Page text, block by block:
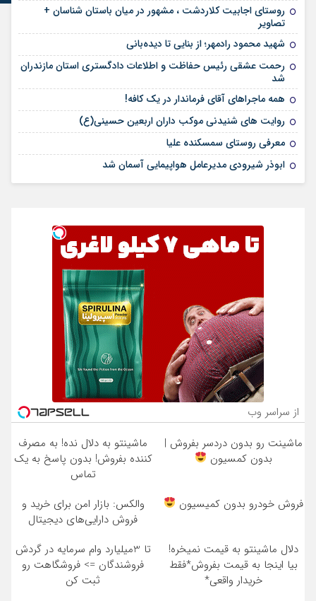
روستای اجابیت کلاردشت ، مشهور در میان باستان شناسان +
تصاویر
شهید محمود رادمهر؛ از بنایی تا دیده‌بانی
رحمت عشقی رئیس حفاظت و اطلاعات دادگستری استان مازندران
شد
همه ماجراهای آقای فرماندار در یک کافه!
روایت های شنیدنی موکب داران اربعین حسینی(ع)
معرفی روستای سمسکنده علیا
ابوذر شیرودی مدیرعامل هواپیمایی آسمان شد
از سراسر وب
ماشینت رو بدون دردسر بفروش |
بدون کمسیون
ماشینتو به دلال نده! به مصرف
کننده بفروش! بدون پاسخ به یک
تماس
فروش خودرو بدون کمیسیون
والکس: بازار امن برای خرید و
فروش دارایی‌های دیجیتال
دلال ماشینتو به قیمت نمیخره!
بیا اینجا به قیمت بفروش*فقط
خریدار واقعی*
تا 3میلیارد وام سرمایه در گردش
فروشندگان => فروشگاهت رو
ثبت کن